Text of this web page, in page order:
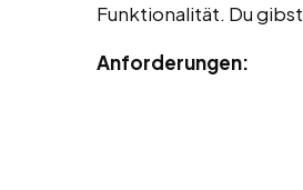
Funktionalität. Du
Anforderungen: